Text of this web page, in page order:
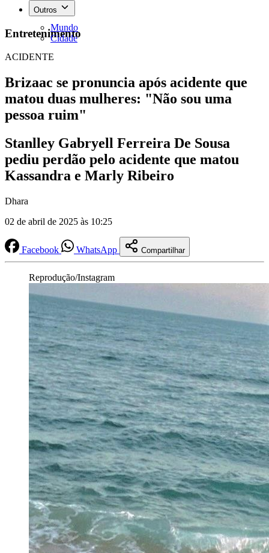
Outros
Mundo
Cidade
Entretenimento
ACIDENTE
​​Brizaac se pronuncia após acidente que
matou duas mulheres: "Não sou uma
pessoa ruim"
Stanlley Gabryell Ferreira De Sousa
pediu perdão pelo acidente que matou
Kassandra e Marly Ribeiro
Dhara
02 de abril de 2025 às 10:25
Facebook WhatsApp Compartilhar
Reprodução/Instagram